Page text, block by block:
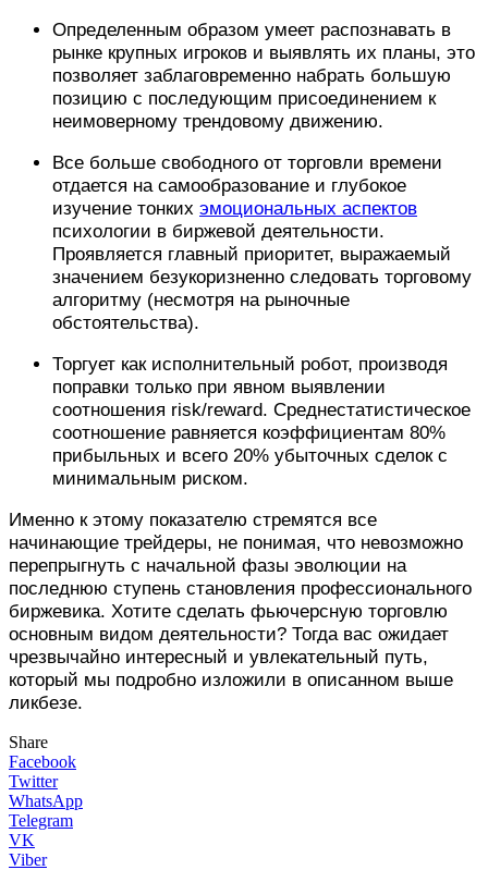
Определенным образом умеет распознавать в
рынке крупных игроков и выявлять их планы, это
позволяет заблаговременно набрать большую
позицию с последующим присоединением к
неимоверному трендовому движению.
Все больше свободного от торговли времени
отдается на самообразование и глубокое
изучение тонких эмоциональных аспектов
психологии в биржевой деятельности.
Проявляется главный приоритет, выражаемый
значением безукоризненно следовать торговому
алгоритму (несмотря на рыночные
обстоятельства).
Торгует как исполнительный робот, производя
поправки только при явном выявлении
соотношения risk/reward. Среднестатистическое
соотношение равняется коэффициентам 80%
прибыльных и всего 20% убыточных сделок с
минимальным риском.
Именно к этому показателю стремятся все
начинающие трейдеры, не понимая, что невозможно
перепрыгнуть с начальной фазы эволюции на
последнюю ступень становления профессионального
биржевика. Хотите сделать фьючерсную торговлю
основным видом деятельности? Тогда вас ожидает
чрезвычайно интересный и увлекательный путь,
который мы подробно изложили в описанном выше
ликбезе.
Share
Facebook
Twitter
WhatsApp
Telegram
VK
Viber